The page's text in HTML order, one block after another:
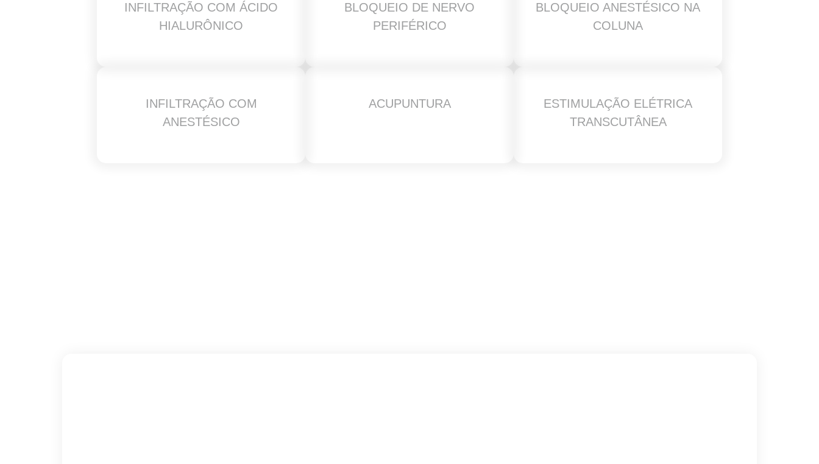
INFILTRAÇÃO COM ÁCIDO
HIALURÔNICO
BLOQUEIO DE NERVO
PERIFÉRICO
BLOQUEIO ANESTÉSICO NA
COLUNA
INFILTRAÇÃO COM
ANESTÉSICO
ACUPUNTURA
ESTIMULAÇÃO ELÉTRICA
TRANSCUTÂNEA